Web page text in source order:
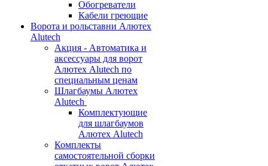
Обогреватели
Кабели греющие
Ворота и рольставни Алютех
Alutech
Акция - Автоматика и
аксессуары для ворот
Алютех Alutech по
специальным ценам
Шлагбаумы Алютех
Alutech
Комплектующие
для шлагбаумов
Алютех Alutech
Комплекты
самостоятельной сборки